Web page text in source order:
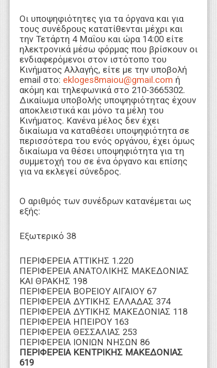
Οι υποψηφιότητες για τα όργανα και για
τους συνέδρους κατατίθενται μέχρι και
την Τετάρτη 4 Μαΐου και ώρα 14:00 είτε
ηλεκτρονικά μέσω φόρμας που βρίσκουν οι
ενδιαφερόμενοι στον ιστότοπο του
Κινήματος Αλλαγής, είτε με την υποβολή
email στο: ekloges8maiou@gmail.com ή
ακόμη και τηλεφωνικά στο 210-3665302.
Δικαίωμα υποβολής υποψηφιότητας έχουν
αποκλειστικά και μόνο τα μέλη του
Κινήματος. Κανένα μέλος δεν έχει
δικαίωμα να καταθέσει υποψηφιότητα σε
περισσότερα του ενός οργάνου, έχει όμως
δικαίωμα να θέσει υποψηφιότητα για τη
συμμετοχή του σε ένα όργανο και επίσης
για να εκλεγεί σύνεδρος.
Ο αριθμός των συνέδρων κατανέμεται ως
εξής:
Εξωτερικό 38
ΠΕΡΙΦΕΡΕΙΑ ΑΤΤΙΚΗΣ 1.220
ΠΕΡΙΦΕΡΕΙΑ ΑΝΑΤΟΛΙΚΗΣ ΜΑΚΕΔΟΝΙΑΣ
ΚΑΙ ΘΡΑΚΗΣ 198
ΠΕΡΙΦΕΡΕΙΑ ΒΟΡΕΙΟΥ ΑΙΓΑΙΟΥ 67
ΠΕΡΙΦΕΡΕΙΑ ΔΥΤΙΚΗΣ ΕΛΛΑΔΑΣ 374
ΠΕΡΙΦΕΡΕΙΑ ΔΥΤΙΚΗΣ ΜΑΚΕΔΟΝΙΑΣ 118
ΠΕΡΙΦΕΡΕΙΑ ΗΠΕΙΡΟΥ 163
ΠΕΡΙΦΕΡΕΙΑ ΘΕΣΣΑΛΙΑΣ 253
ΠΕΡΙΦΕΡΕΙΑ ΙΟΝΙΩΝ ΝΗΣΩΝ 86
ΠΕΡΙΦΕΡΕΙΑ ΚΕΝΤΡΙΚΗΣ ΜΑΚΕΔΟΝΙΑΣ
619